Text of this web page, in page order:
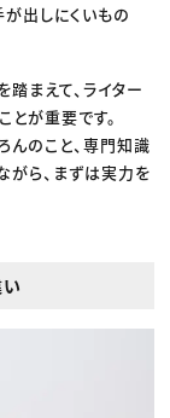
出しにくいもの
まえて、ライター
が重要です。
んのこと、専門知識
がら、まずは実力を